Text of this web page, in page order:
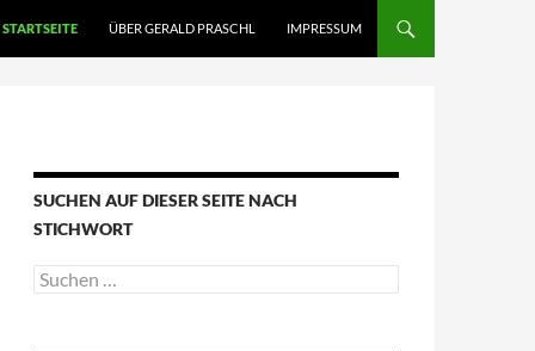
STARTSEITE ÜBER GERALD PRASCHL IMPRESSUM
SUCHEN AUF DIESER SEITE NACH
STICHWORT
Suche
nach: